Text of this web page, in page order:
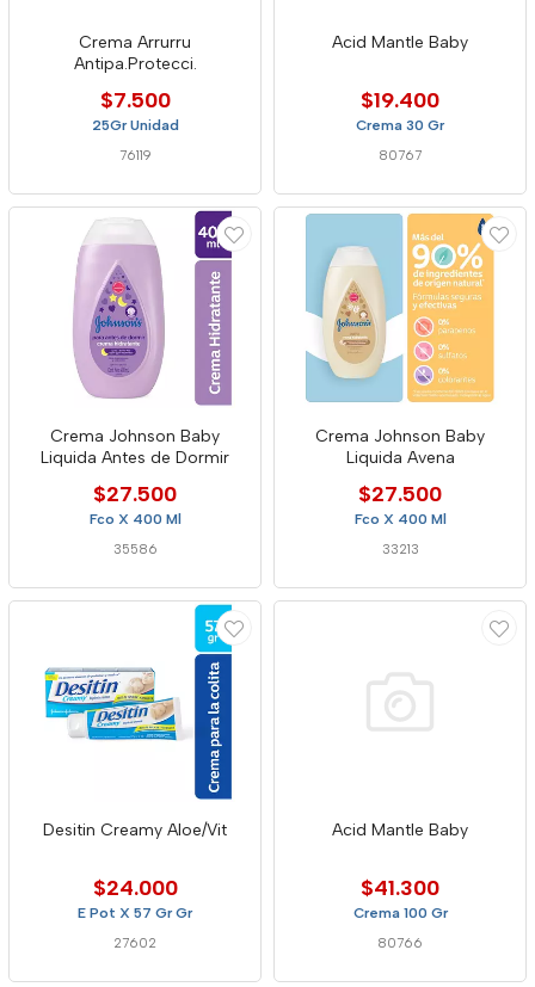
Crema Arrurru
Antipa.Protecci.
$7.500
25Gr Unidad
76119
Acid Mantle Baby
$19.400
Crema 30 Gr
80767
Crema Johnson Baby
Liquida Antes de Dormir
$27.500
Fco X 400 Ml
35586
Crema Johnson Baby
Liquida Avena
$27.500
Fco X 400 Ml
33213
Desitin Creamy Aloe/Vit
$24.000
E Pot X 57 Gr Gr
27602
Acid Mantle Baby
$41.300
Crema 100 Gr
80766